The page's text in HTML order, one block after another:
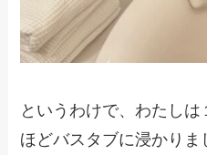
というわけで、わたし
ほどバスタブに浸かり